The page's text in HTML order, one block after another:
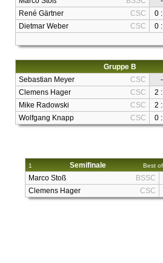
René Gärtner
CSC
0
Dietmar Weber
CSC 0
Gruppe B
Sebastian Meyer
CSC
-
Clemens Hager
CSC
2
Mike Radowski
CSC
2
Wolfgang Knapp
CSC 0
1 Semifinale Best
Marco Stoß
BSSC
Clemens Hager
CSC